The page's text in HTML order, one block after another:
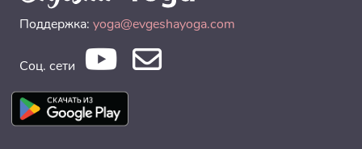
Поддержка: yoga@evgeshayoga.com
Соц. сети